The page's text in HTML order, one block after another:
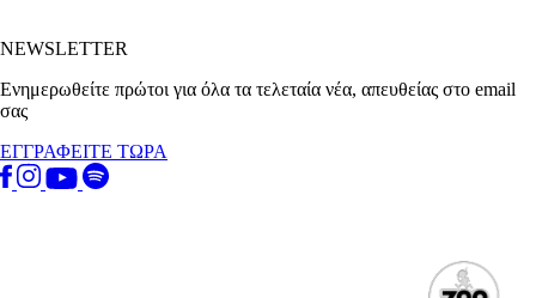
NEWSLETTER
Ενημερωθείτε πρώτοι για όλα τα τελεταία νέα, απευθείας στο email
σας
ΕΓΓΡΑΦΕΙΤΕ ΤΩΡΑ